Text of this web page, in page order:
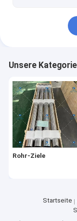
Unsere
Rohr-Ziele
Startseite